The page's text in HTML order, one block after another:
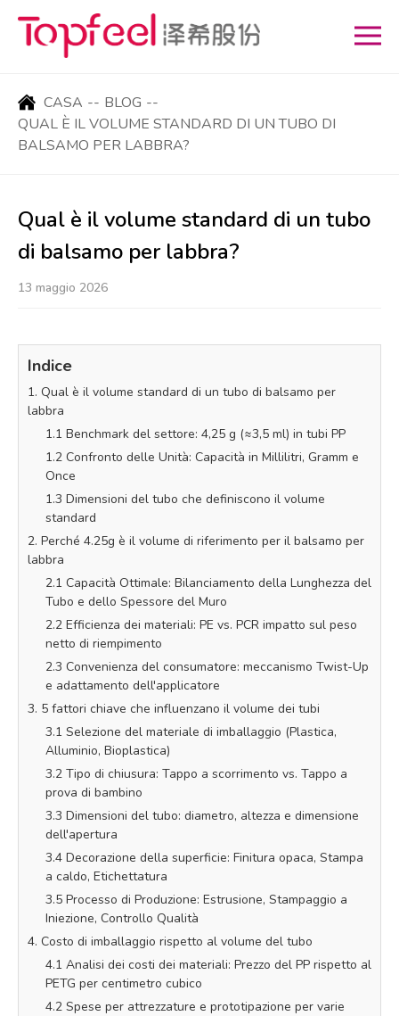
CASA -- BLOG --
QUAL È IL VOLUME STANDARD DI UN TUBO DI
BALSAMO PER LABBRA?
Qual è il volume standard di un tubo
di balsamo per labbra?
13 maggio 2026
Indice
1. Qual è il volume standard di un tubo di balsamo per
labbra
1.1 Benchmark del settore: 4,25 g (≈3,5 ml) in tubi PP
1.2 Confronto delle Unità: Capacità in Millilitri, Gramm e
Once
1.3 Dimensioni del tubo che definiscono il volume
standard
2. Perché 4.25g è il volume di riferimento per il balsamo per
labbra
2.1 Capacità Ottimale: Bilanciamento della Lunghezza del
Tubo e dello Spessore del Muro
2.2 Efficienza dei materiali: PE vs. PCR impatto sul peso
netto di riempimento
2.3 Convenienza del consumatore: meccanismo Twist-Up
e adattamento dell'applicatore
3. 5 fattori chiave che influenzano il volume dei tubi
3.1 Selezione del materiale di imballaggio (Plastica,
Alluminio, Bioplastica)
3.2 Tipo di chiusura: Tappo a scorrimento vs. Tappo a
prova di bambino
3.3 Dimensioni del tubo: diametro, altezza e dimensione
dell'apertura
3.4 Decorazione della superficie: Finitura opaca, Stampa
a caldo, Etichettatura
3.5 Processo di Produzione: Estrusione, Stampaggio a
Iniezione, Controllo Qualità
4. Costo di imballaggio rispetto al volume del tubo
4.1 Analisi dei costi dei materiali: Prezzo del PP rispetto al
PETG per centimetro cubico
4.2 Spese per attrezzature e prototipazione per varie